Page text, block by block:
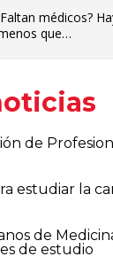
médicos?
que…
de
estudiar la
de
de estudio